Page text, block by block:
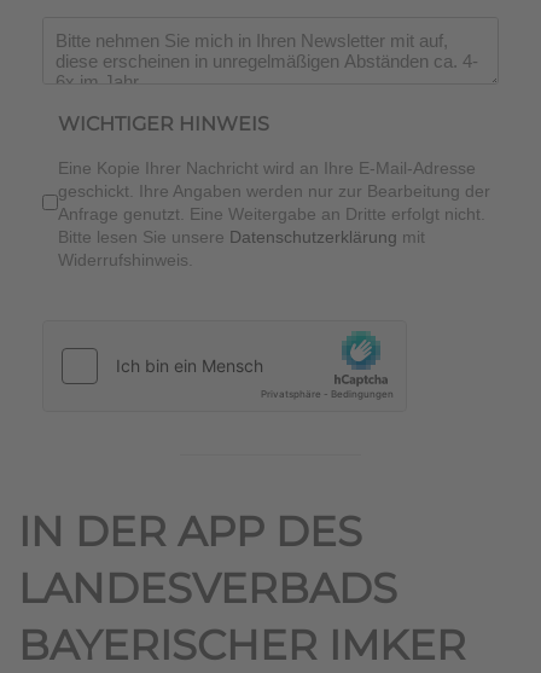
Wichtiger Hinweis*
WICHTIGER HINWEIS
Eine Kopie Ihrer Nachricht wird an Ihre E-Mail-Adresse
geschickt. Ihre Angaben werden nur zur Bearbeitung der
Anfrage genutzt. Eine Weitergabe an Dritte erfolgt nicht.
Bitte lesen Sie unsere Datenschutzerklärung mit
Widerrufshinweis.
IN DER APP DES
LANDESVERBADS
BAYERISCHER IMKER